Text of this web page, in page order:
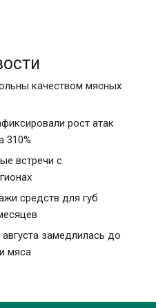
качеством мясных
рост атак
310%
встречи с
средств для губ
замедлилась до
мяса